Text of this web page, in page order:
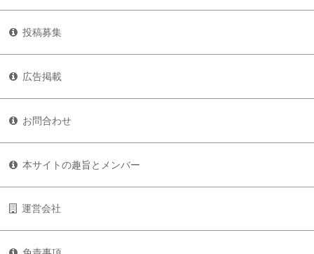
投稿募集
広告掲載
お問合わせ
本サイトの趣旨とメンバー
運営会社